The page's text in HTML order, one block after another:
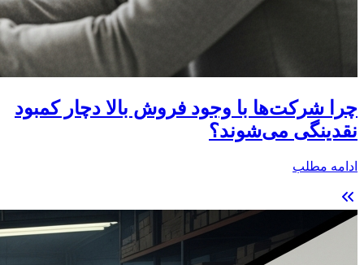
چرا شرکت‌ها با وجود فروش بالا دچار کمبود
نقدینگی می‌شوند؟
ادامه مطلب